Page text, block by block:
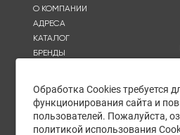
О КОМПАНИИ
АДРЕСА
КАТАЛОГ
БРЕНДЫ
ОТЗЫВЫ
КОНТАКТЫ
Обработка Cookies требуется
функционирования сайта и
пользователей. Пожалуйста,
политикой использования